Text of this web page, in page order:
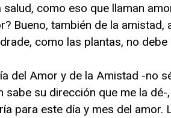
salud, como eso que llaman
Bueno, también de la amistad,
como las plantas, no
del Amor y de la Amistad -no
sabe su dirección que me la
para este día y mes del amor.